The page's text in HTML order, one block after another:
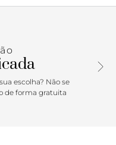
rebites metálicos e
Com fecho
nome da marca e
escolha? Não se
de forma gratuita